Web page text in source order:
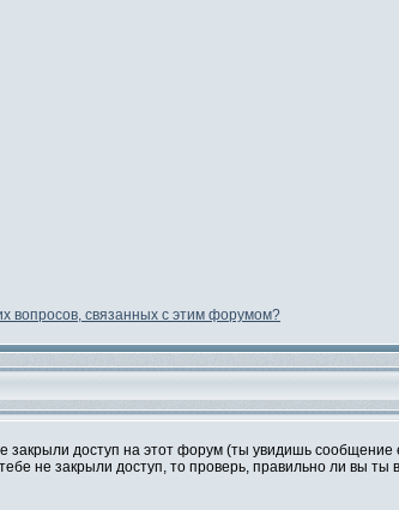
вопросов, связанных с этим форумом?
доступ на этот форум (ты увидишь
не закрыли доступ, то проверь, правильно ли вы